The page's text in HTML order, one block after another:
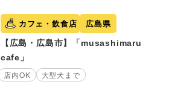
カフェ・飲食店 広島県
【広島・広島市】「musashimaru
cafe」
店内OK 大型犬まで